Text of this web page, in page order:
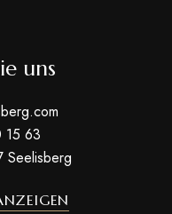
uns
15 63
Seelisberg